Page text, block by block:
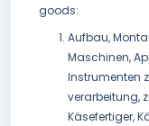
goods:
Aufbau,
Maschinen,
Instrumenten
verarbeitung,
Käsefertiger,